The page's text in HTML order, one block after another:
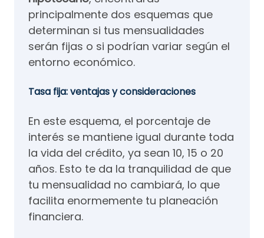
principalmente dos esquemas que
determinan si tus mensualidades
serán fijas o si podrían variar según el
entorno económico.
Tasa fija: ventajas y consideraciones
En este esquema, el porcentaje de
interés se mantiene igual durante toda
la vida del crédito, ya sean 10, 15 o 20
años. Esto te da la tranquilidad de que
tu mensualidad no cambiará, lo que
facilita enormemente tu planeación
financiera.